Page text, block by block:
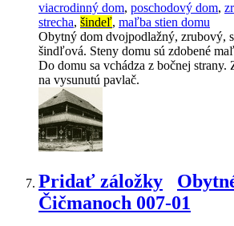
viacrodinný dom, poschodový dom,
strecha, šindeľ, maľba stien domu
Obytný dom dvojpodlažný, zrubový,
šindľová. Steny domu sú zdobené
Do domu sa vchádza z bočnej strany.
na vysunutú pavlač.
Pridať záložky
Čičmanoch 007-01